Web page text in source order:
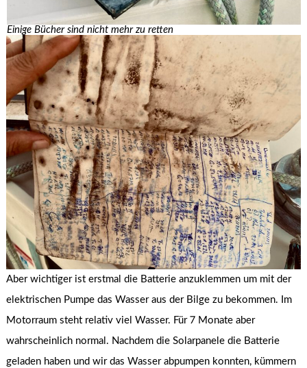
Einige Bücher sind nicht mehr zu retten
Aber wichtiger ist erstmal die Batterie anzuklemmen um mit der
elektrischen Pumpe das Wasser aus der Bilge zu bekommen. Im
Motorraum steht relativ viel Wasser. Für 7 Monate aber
wahrscheinlich normal. Nachdem die Solarpanele die Batterie
geladen haben und wir das Wasser abpumpen konnten, kümmern